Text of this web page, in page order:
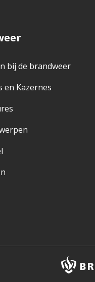
bij de brandweer
en Kazernes